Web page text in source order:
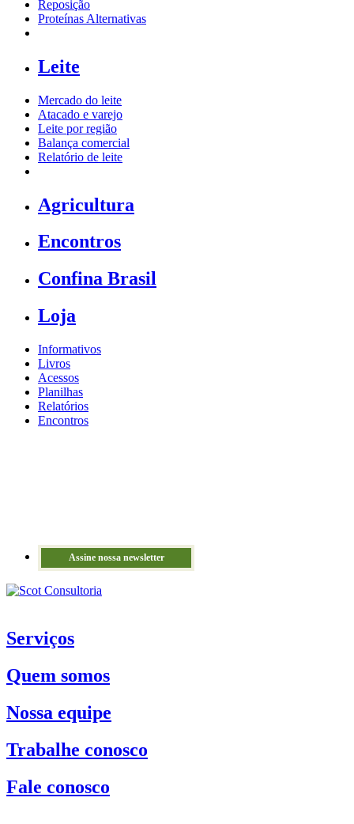
Reposição
Proteínas Alternativas
Leite
Mercado do leite
Atacado e varejo
Leite por região
Balança comercial
Relatório de leite
Agricultura
Encontros
Confina Brasil
Loja
Informativos
Livros
Acessos
Planilhas
Relatórios
Encontros
Assine nossa newsletter
Serviços
Quem somos
Nossa equipe
Trabalhe conosco
Fale conosco